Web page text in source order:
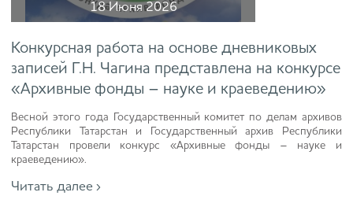
18 Июня 2026
Конкурсная работа на основе дневниковых
записей Г.Н. Чагина представлена на конкурсе
«Архивные фонды – науке и краеведению»
Весной этого года Государственный комитет по делам архивов
Республики Татарстан и Государственный архив Республики
Татарстан провели конкурс «Архивные фонды – науке и
краеведению».
Читать далее ›